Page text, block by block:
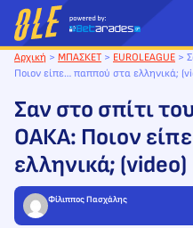
Μετάβαση
στο
περιεχόμενο
Αρχική > ΜΠΑΣΚΕΤ > EUROLEAGUE >
Ποιον είπε… παππού στα ελληνικά;
Σαν στο σπίτι
ΟΑΚΑ: Ποιον
ελληνικά; (video)
Φίλιππος Πασχάλης